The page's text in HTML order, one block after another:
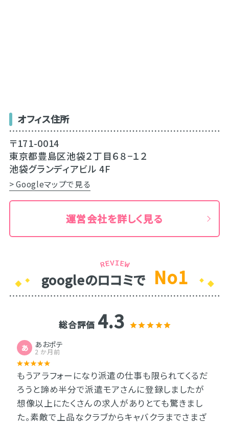
オフィス住所
〒171-0014
東京都豊島区池袋２丁目６８−１２
池袋グランディアビル 4F
> Googleマップで見る
運営会社を詳しく見る
googleのロコミで No1
総合評価 4.3
あ あおポテ
2 か月前
もうアラフォーになり派遣の仕事も限られてくるだ
ろうと諦め半分で派遣モアさんに登録しましたが
想像以上にたくさんの求人がありとても驚きまし
た。素敵で上品なクラブからキャバクラまでさまざ